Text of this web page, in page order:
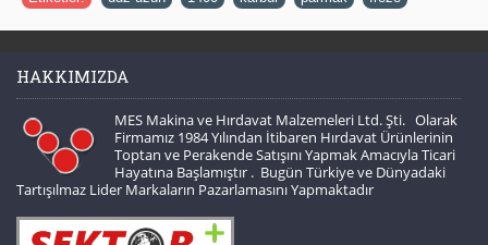
HAKKIMIZDA
MES Makina ve Hırdavat Malzemeleri Ltd. Şti. Olarak
Firmamız 1984 Yılından İtibaren Hırdavat Ürünlerinin
Toptan ve Perakende Satışını Yapmak Amacıyla Ticari
Hayatına Başlamıştır . Bugün Türkiye ve Dünyadaki
Tartışılmaz Lider Markaların Pazarlamasını Yapmaktadır